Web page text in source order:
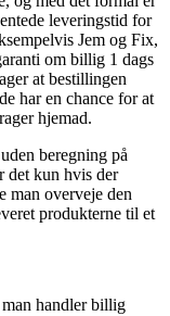
leveringstid for
Jem og Fix,
om billig 1 dags
at bestillingen
har en chance for at
hjemad.
beregning på
det kun hvis der
man overveje den
produkterne til et
handler billig